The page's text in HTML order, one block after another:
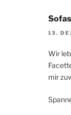
13.
Wir
mir